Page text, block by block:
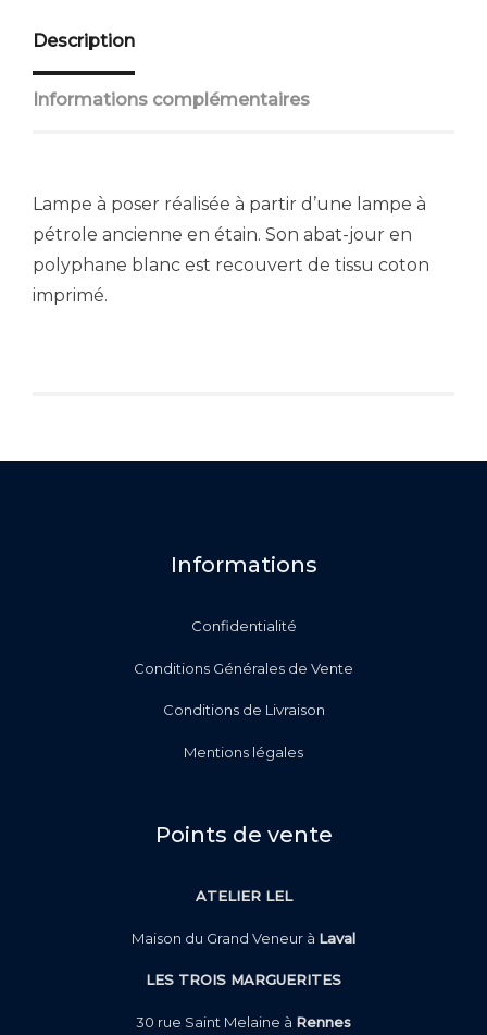
Description
Informations complémentaires
Lampe à poser réalisée à partir d’une lampe à
pétrole ancienne en étain. Son abat-jour en
polyphane blanc est recouvert de tissu coton
imprimé.
Informations
Confidentialité
Conditions Générales de Vente
Conditions de Livraison
Mentions légales
Points de vente
ATELIER LEL
Maison du Grand Veneur à Laval
LES TROIS MARGUERITES
30 rue Saint Melaine à Rennes